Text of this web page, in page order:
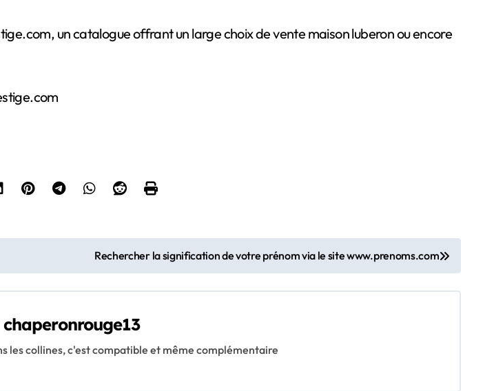
un catalogue offrant un large choix de vente maison luberon ou encore
Rechercher la signification de votre prénom via le site www.prenoms.com
chaperonrouge13
les collines, c'est compatible et même complémentaire